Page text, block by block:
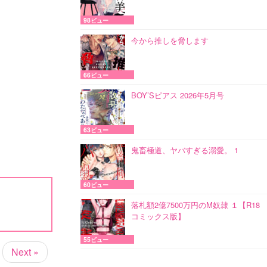
Next »
98ビュー
今から推しを脅します
66ビュー
BOY’Sピアス 2026年5月号
63ビュー
鬼畜極道、ヤバすぎる溺愛。 1
60ビュー
落札額2億7500万円のM奴隷 １【R18
コミックス版】
55ビュー